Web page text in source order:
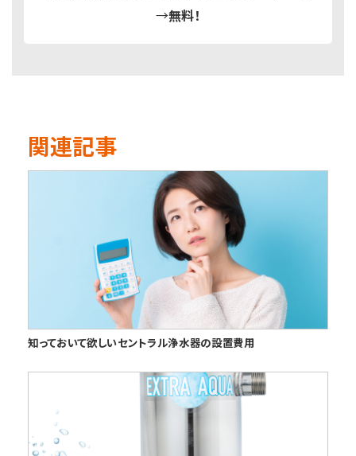
→無料！
関連記事
知っておいて欲しいセントラル浄水器の設置費用